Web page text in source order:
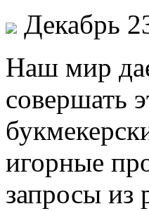
Декабрь
Нaш мир
совершать
игорные
запросы из